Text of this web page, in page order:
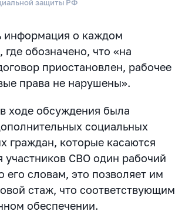
защиты РФ
информация о каждом
обозначено, что «на
приостановлен, рабочее
права не нарушены».
ходе обсуждения была
социальных
граждан, которые касаются
участников СВО один рабочий
его словам, это позволяет им
стаж, что соответствующим
обеспечении.